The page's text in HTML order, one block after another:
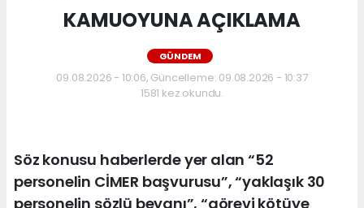
KAMUOYUNA AÇIKLAMA
GÜNDEM
09.08.2026 - 10:06, Güncelleme: 09.08.2026 - 10:37
1581 kez okundu.
Söz konusu haberlerde yer alan “52
personelin CİMER başvurusu”, “yaklaşık 30
personelin sözlü beyanı”, “görevi kötüye